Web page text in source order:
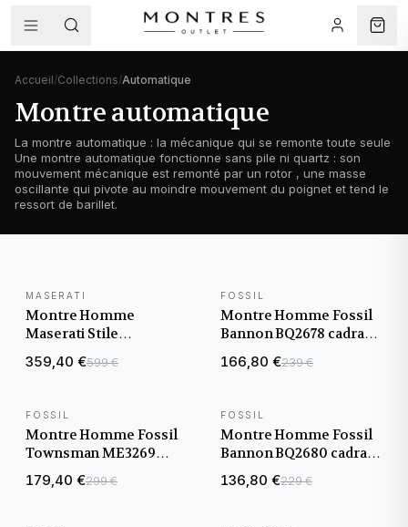
Accueil/Collections/Automatique
Montre automatique
La montre automatique : la mécanique qui se remonte toute seule
Une montre automatique fonctionne sans pile ni quartz : son
mouvement mécanique est remonté par un rotor , une masse
oscillante qui pivote au moindre mouvement du poignet et tend le
ressort de barillet.
NOUVEAUTÉ
MASERATI
Montre Homme
Maserati Stile
R8823142004 argentée
bracelet maillons acier
359,40 €599 €
NOUVEAUTÉ
FOSSIL
Montre Homme Fossil
Bannon BQ2678 cadran
noir bracelet acier
166,80 €239 €
NOUVEAUTÉ
FOSSIL
Montre Homme Fossil
Townsman ME3269
cadran noir bracelet
acier
179,40 €299 €
NOUVEAUTÉ
FOSSIL
Montre Homme Fossil
Bannon BQ2680 cadran
doré bracelet acier
136,80 €229 €